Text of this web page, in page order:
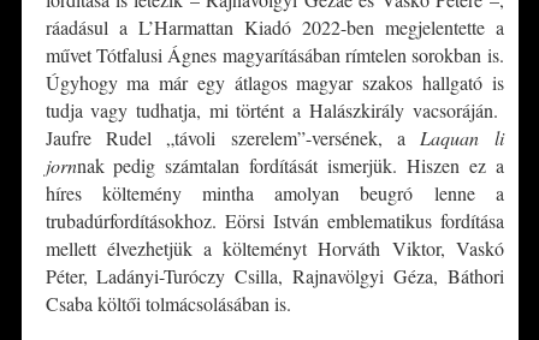
ráadásul a L’Harmattan Kiadó 2022-ben megjelentette a
művet Tótfalusi Ágnes magyarításában rímtelen sorokban is.
Úgyhogy ma már egy átlagos magyar szakos hallgató is
tudja vagy tudhatja, mi történt a Halászkirály vacsoráján.
Jaufre Rudel „távoli szerelem”-versének, a Laquan li
jornnak pedig számtalan fordítását ismerjük. Hiszen ez a
híres költemény mintha amolyan beugró lenne a
trubadúrfordításokhoz. Eörsi István emblematikus fordítása
mellett élvezhetjük a költeményt Horváth Viktor, Vaskó
Péter, Ladányi-Turóczy Csilla, Rajnavölgyi Géza, Báthori
Csaba költői tolmácsolásában is.